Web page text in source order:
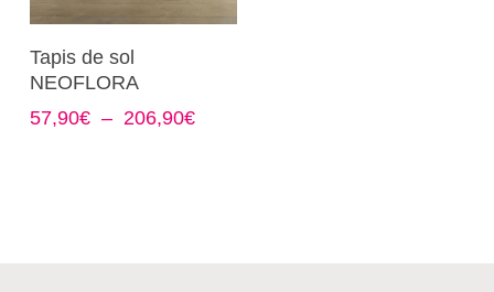
Choix Des Options
produit
a
plusieurs
Tapis de sol
NEOFLORA
57,90€ – 206,90€Plage